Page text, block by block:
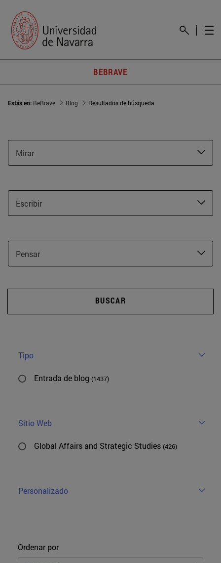
BEBRAVE
Estás en: BeBrave Blog Resultados de búsqueda
Mirar
Escribir
Pensar
BUSCAR
Tipo
Entrada de blog (1437)
Sitio Web
Global Affairs and Strategic Studies (426)
Personalizado
Ordenar
Ordenar por